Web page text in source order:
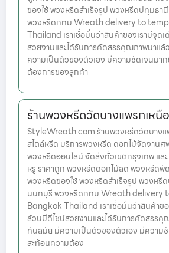
ของใช้ พวงหรีดสำเร็จรูป พวงหรีดปทุมธ
พวงหรีดกทม Wreath delivery to
Thailand เราเชื่อมั่นว่าสินค้าของเรามีจุด
สวยงามและได้รับการคัดสรรคุณภาพมาแ
ความเป็นตัวของตัวเอง มีความชัดเจนมา
ต้องการของลูกค้า
ร้านพวงหรีดวัดบางแพรกเหนื
StyleWreath.com ร้านพวงหรีดวัดบาง
สไตล์หรีด บริการพวงหรีด ดอกไม้จัดงานศ
พวงหรีดออนไลน์ จัดส่งทั่วเขตกรุงเทพ แ
หรู ราคาถูก พวงหรีดดอกไม้สด พวงหรีด
พวงหรีดของใช้ พวงหรีดสำเร็จรูป พวงหรี
นนทบุรี พวงหรีดกทม Wreath delivery
Bangkok Thailand เราเชื่อมั่นว่าสินค้าข
ล้วนมีดีไซน์สวยงามและได้รับการคัดสรร
ทันสมัย มีความเป็นตัวของตัวเอง มีความ
สะท้อนความต้อง